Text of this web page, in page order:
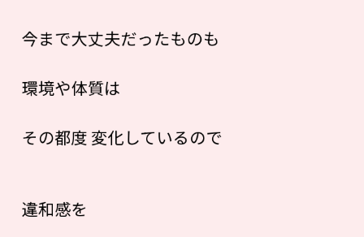
今まで大丈夫だったものも
環境や体質は
その都度 変化しているので
違和感を